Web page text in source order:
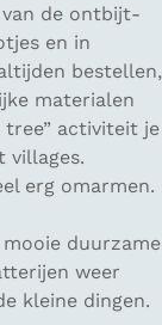
de ontbijt-
en in
bestellen,
materialen
tree” activiteit je
villages.
erg omarmen.
duurzame
weer
kleine dingen.